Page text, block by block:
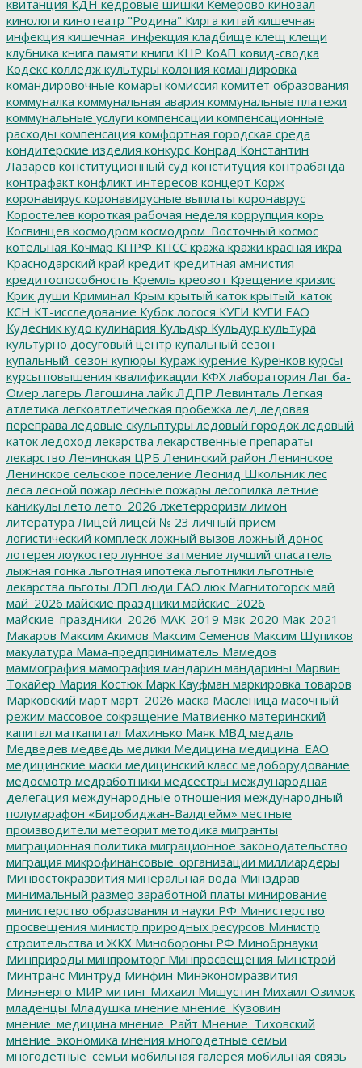
квитанция КДН кедровые шишки Кемерово кинозал
кинологи кинотеатр "Родина" Кирга китай кишечная
инфекция кишечная_инфекция кладбище клещ клещи
клубника книга памяти книги КНР КоАП ковид-сводка
Кодекс колледж культуры колония командировка
командировочные комары комиссия комитет образования
коммуналка коммунальная авария коммунальные платежи
коммунальные услуги компенсации компенсационные
расходы компенсация комфортная городская среда
кондитерские изделия конкурс Конрад Константин
Лазарев конституционный суд конституция контрабанда
контрафакт конфликт интересов концерт Корж
коронавирус коронавирусные выплаты коронаврус
Коростелев короткая рабочая неделя коррупция корь
Косвинцев космодром космодром_Восточный космос
котельная Кочмар КПРФ КПСС кража кражи красная икра
Краснодарский край кредит кредитная амнистия
кредитоспособность Кремль креозот Крещение кризис
Крик души Криминал Крым крытый каток крытый_каток
КСН КТ-исследование Кубок лосося КУГИ КУГИ ЕАО
Кудесник кудо кулинария Кульдкр Кульдур культура
культурно досуговый центр купальный сезон
купальный_сезон купюры Кураж курение Куренков курсы
курсы повышения квалификации КФХ лаборатория Лаг ба-
Омер лагерь Лагошина лайк ЛДПР Левинталь Легкая
атлетика легкоатлетическая пробежка лед ледовая
переправа ледовые скульптуры ледовый городок ледовый
каток ледоход лекарства лекарственные препараты
лекарство Ленинская ЦРБ Ленинский район Ленинское
Ленинское сельское поселение Леонид Школьник лес
леса лесной пожар лесные пожары лесопилка летние
каникулы лето лето_2026 лжетерроризм лимон
литература Лицей лицей № 23 личный прием
логистический комплеск ложный вызов ложный донос
лотерея лоукостер лунное затмение лучший спасатель
лыжная гонка льготная ипотека льготники льготные
лекарства льготы ЛЭП люди ЕАО люк Магнитогорск май
май_2026 майские праздники майские_2026
майские_праздники_2026 МАК-2019 Мак-2020 Мак-2021
Макаров Максим Акимов Максим Семенов Максим Шупиков
макулатура Мама-предприниматель Мамедов
маммография мамография мандарин мандарины Марвин
Токайер Мария Костюк Марк Кауфман маркировка товаров
Марковский март март_2026 маска Масленица масочный
режим массовое сокращение Матвиенко материнский
капитал маткапитал Махинько Маяк МВД медаль
Медведев медведь медики Медицина медицина_ЕАО
медицинские маски медицинский класс медоборудование
медосмотр медработники медсестры международная
делегация международные отношения международный
полумарафон «Биробиджан-Валдгейм» местные
производители метеорит методика мигранты
миграционная политика миграционное законодательство
миграция микрофинансовые_организации миллиардеры
Минвостокразвития минеральная вода Минздрав
минимальный размер заработной платы минирование
министерство образования и науки РФ Министерство
просвещения министр природных ресурсов Министр
строительства и ЖКХ Минобороны РФ Минобрнауки
Минприроды минпромторг Минпросвещения Минстрой
Минтранс Минтруд Минфин Минэкономразвития
Минэнерго МИР митинг Михаил Мишустин Михаил Озимок
младенцы Младушка мнение мнение_Кузовин
мнение_медицина мнение_Райт Мнение_Тиховский
мнение_экономика мнения многодетные семьи
многодетные_семьи мобильная галерея мобильная связь